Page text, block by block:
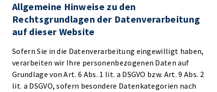
Allgemeine Hinweise zu den
Rechtsgrundlagen der Datenverarbeitung
auf dieser Website
Sofern Sie in die Datenverarbeitung eingewilligt haben,
verarbeiten wir Ihre personenbezogenen Daten auf
Grundlage von Art. 6 Abs. 1 lit. a DSGVO bzw. Art. 9 Abs. 2
lit. a DSGVO, sofern besondere Datenkategorien nach